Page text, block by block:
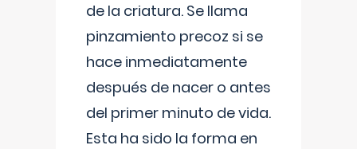
de la criatura. Se llama
pinzamiento precoz si se
hace inmediatamente
después de nacer o antes
del primer minuto de vida.
Esta ha sido la forma en